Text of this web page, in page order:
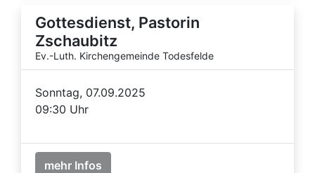
Gottesdienst, Pastorin
Zschaubitz
Ev.-Luth. Kirchengemeinde Todesfelde
Sonntag, 07.09.2025
09:30 Uhr
mehr Infos